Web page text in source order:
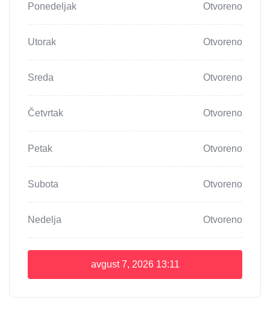
Ponedeljak Otvoreno
Utorak Otvoreno
Sreda Otvoreno
Četvrtak Otvoreno
Petak Otvoreno
Subota Otvoreno
Nedelja Otvoreno
avgust 7, 2026 13:11